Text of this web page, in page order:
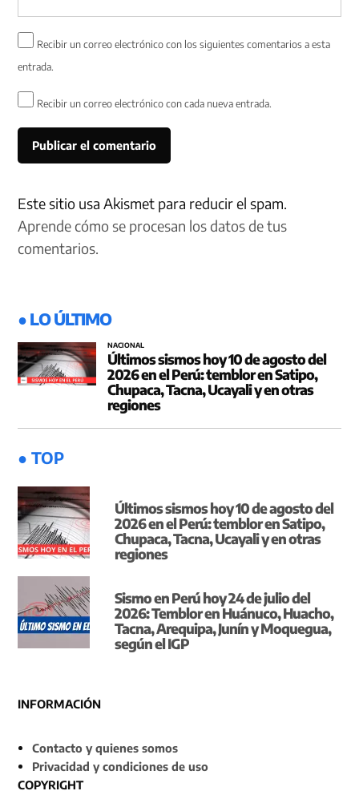
Recibir un correo electrónico con los siguientes comentarios a esta
entrada.
Recibir un correo electrónico con cada nueva entrada.
Este sitio usa Akismet para reducir el spam.
Aprende cómo se procesan los datos de tus
comentarios.
● LO ÚLTIMO
NACIONAL
Últimos sismos hoy 10 de agosto del
2026 en el Perú: temblor en Satipo,
Chupaca, Tacna, Ucayali y en otras
regiones
● TOP
Últimos sismos hoy 10 de agosto del
2026 en el Perú: temblor en Satipo,
Chupaca, Tacna, Ucayali y en otras
regiones
Sismo en Perú hoy 24 de julio del
2026: Temblor en Huánuco, Huacho,
Tacna, Arequipa, Junín y Moquegua,
según el IGP
INFORMACIÓN
Contacto y quienes somos
Privacidad y condiciones de uso
COPYRIGHT